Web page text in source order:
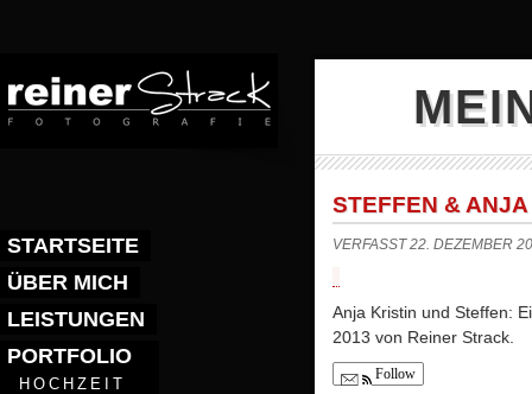
STARTSEITE
ÜBER MICH
LEISTUNGEN
PORTFOLIO
HOCHZEIT
STEFFEN &
VERFASST 22. DEZEMBER
Anja Kristin und Steffen:
2013 von Reiner Strack.
Follow